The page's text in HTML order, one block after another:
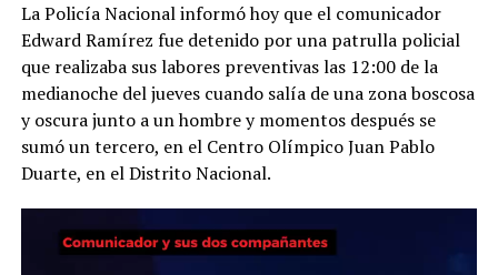
La Policía Nacional informó hoy que el comunicador
Edward Ramírez fue detenido por una patrulla policial
que realizaba sus labores preventivas las 12:00 de la
medianoche del jueves cuando salía de una zona boscosa
y oscura junto a un hombre y momentos después se
sumó un tercero, en el Centro Olímpico Juan Pablo
Duarte, en el Distrito Nacional.